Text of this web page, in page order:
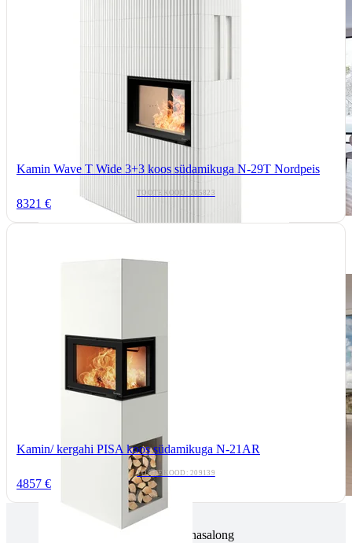
Kamin Wave T Wide 3+3 koos südamikuga N-29T Nordpeis
TOOTEKOOD: 205823
8321 €
Kamin/ kergahi PISA koos südamikuga N-21AR
TOOTEKOOD: 209139
4857 €
Tallinnas kaminasalong